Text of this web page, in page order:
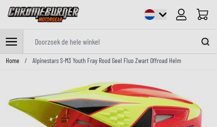
Cart
Ga naar de inhoud
Home / Alpinestars S-M3 Youth Fray Rood Geel Fluo Zwart Offroad Helm